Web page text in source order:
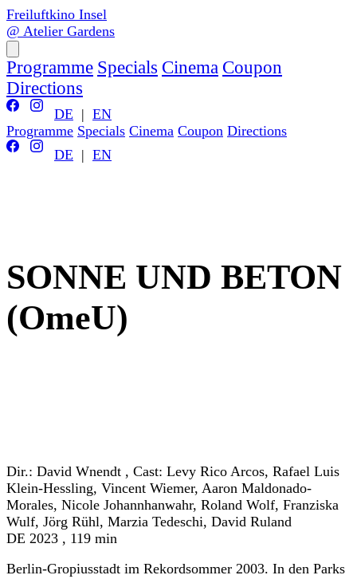
Freiluftkino Insel
@ Atelier Gardens
Programme Specials Cinema Coupon
Directions
DE | EN
Programme Specials Cinema Coupon Directions
DE | EN
SONNE UND BETON
(OmeU)
Dir.: David Wnendt , Cast: Levy Rico Arcos, Rafael Luis
Klein-Hessling, Vincent Wiemer, Aaron Maldonado-
Morales, Nicole Johannhanwahr, Roland Wolf, Franziska
Wulf, Jörg Rühl, Marzia Tedeschi, David Ruland
DE 2023 , 119 min
Berlin-Gropiusstadt im Rekordsommer 2003. In den Parks